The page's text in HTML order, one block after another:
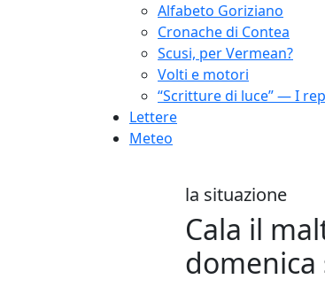
Alfabeto Goriziano
Cronache di Contea
Scusi, per Vermean?
Volti e motori
“Scritture di luce” — I
Lettere
Meteo
la situazione
Cala il
domenica